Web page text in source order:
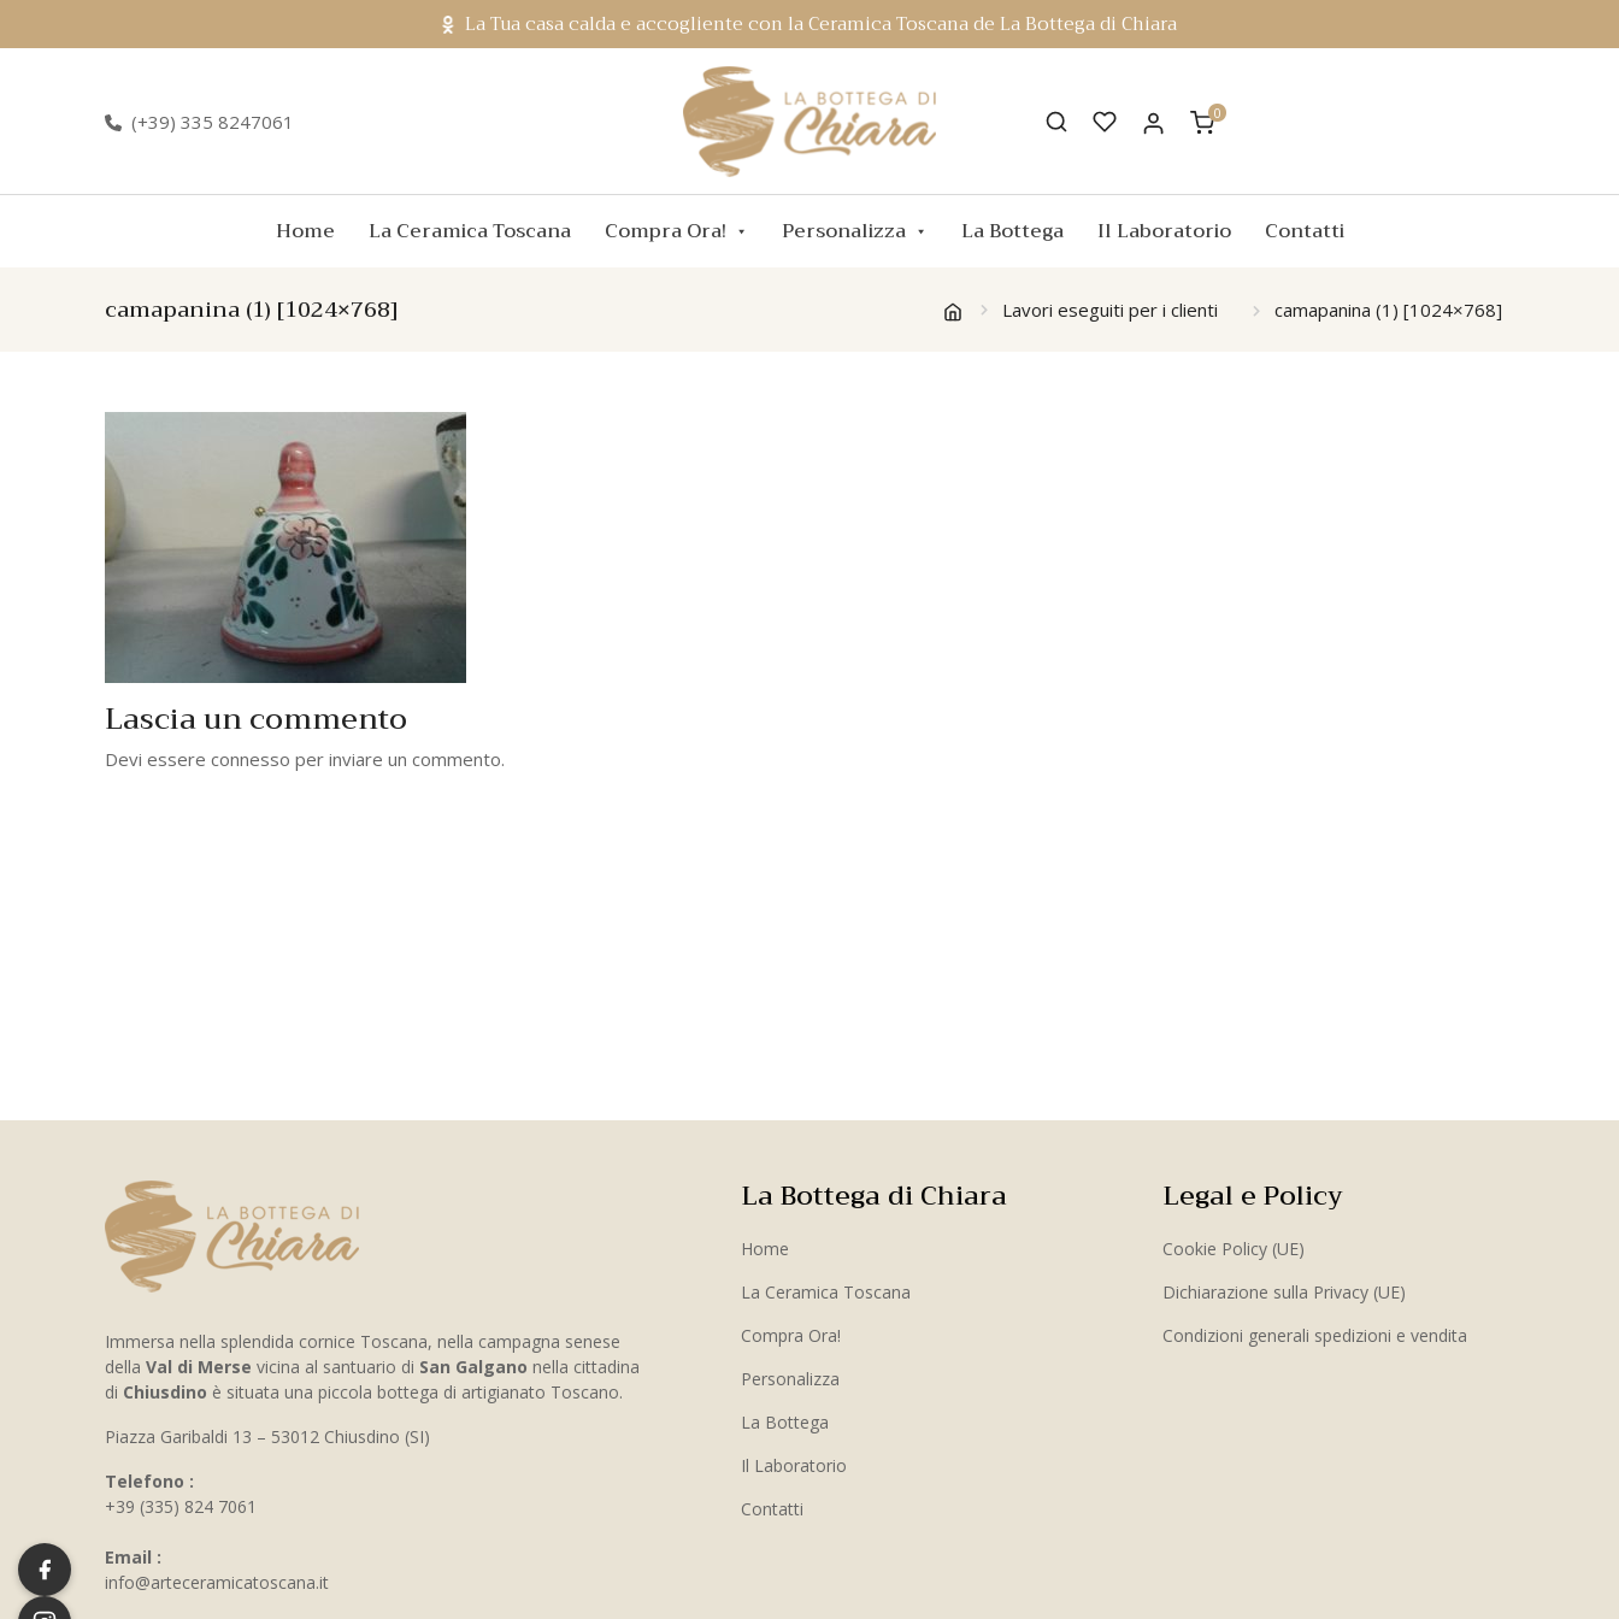
La Tua casa calda e accogliente con la Ceramica Toscana de La Bottega di Chiara
(+39) 335 8247061 0
Home La Ceramica Toscana Compra Ora! Personalizza La Bottega Il Laboratorio Contatti
camapanina (1) [1024×768] Lavori eseguiti per i clienti camapanina (1) [1024×768]
Lascia un commento
Devi essere connesso per inviare un commento.
Immersa nella splendida cornice Toscana, nella campagna senese
della Val di Merse vicina al santuario di San Galgano nella cittadina
di Chiusdino è situata una piccola bottega di artigianato Toscano.
Piazza Garibaldi 13 – 53012 Chiusdino (SI)
Telefono :
+39 (335) 824 7061
Email :
info@arteceramicatoscana.it
La Bottega di Chiara
Home
La Ceramica Toscana
Compra Ora!
Personalizza
La Bottega
Il Laboratorio
Contatti
Legal e Policy
Cookie Policy (UE)
Dichiarazione sulla Privacy (UE)
Condizioni generali spedizioni e vendita